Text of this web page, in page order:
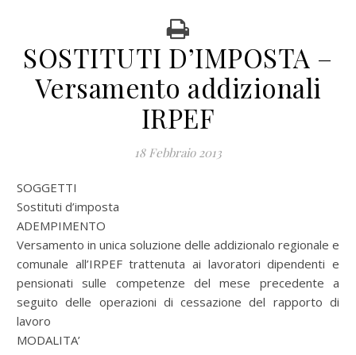
SOSTITUTI D’IMPOSTA –
Versamento addizionali
IRPEF
18 Febbraio 2013
SOGGETTI
Sostituti d’imposta
ADEMPIMENTO
Versamento in unica soluzione delle addizionalo regionale e
comunale all’IRPEF trattenuta ai lavoratori dipendenti e
pensionati sulle competenze del mese precedente a
seguito delle operazioni di cessazione del rapporto di
lavoro
MODALITA’